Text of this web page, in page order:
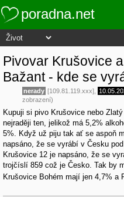
poradna.net
Pivovar Krušovice
Bažant - kde se
nerady [109.81.119.xxx],
zobrazení)
Kupuji si pivo Krušovice nebo
nejraději ten, jelikož má 5,2%
5%. Když už piju tak ať se aspoň
napsáno, že se vyrábí v Česku
Krušovice 12 je napsáno, že se
trojčíslí 859 což je Česko. Tak by
Krušovice Bohém mají jen 4,7% a